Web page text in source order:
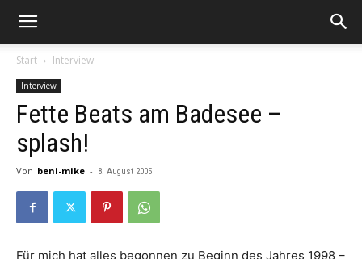
Start Interview
Interview
Fette Beats am Badesee –
splash!
Von beni-mike - 8. August 2005
Für mich hat alles begonnen zu Beginn des Jahres 1998 –